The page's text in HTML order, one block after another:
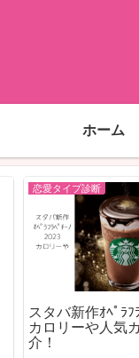
ホーム
恋愛タイプ診断
スタバ新作ｵﾍﾟﾗﾌ
カロリーや人気
介！